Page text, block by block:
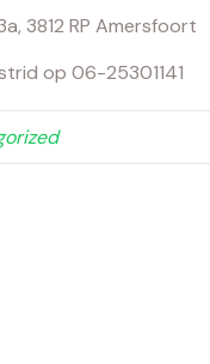
3812 RP Amersfoort
op 06-25301141